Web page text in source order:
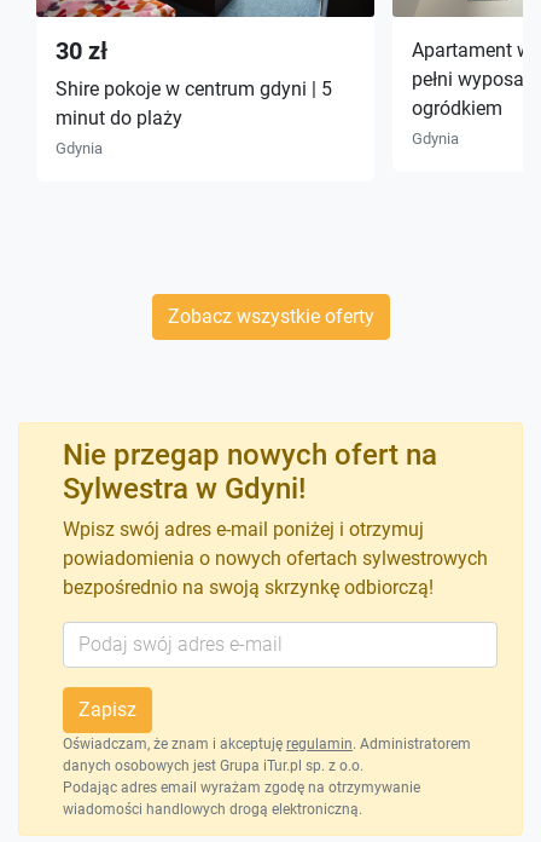
30 zł
Shire pokoje w centrum gdyni | 5
minut do plaży
Gdynia
Apartament
pełni
ogródkiem
Gdynia
Zobacz wszystkie oferty
Nie przegap nowych ofert na
Sylwestra w Gdyni!
Wpisz swój adres e-mail poniżej i otrzymuj
powiadomienia o nowych ofertach sylwestrowych
bezpośrednio na swoją skrzynkę odbiorczą!
Zapisz
Oświadczam, że znam i akceptuję regulamin. Administratorem
danych osobowych jest Grupa iTur.pl sp. z o.o.
Podając adres email wyrażam zgodę na otrzymywanie
wiadomości handlowych drogą elektroniczną.